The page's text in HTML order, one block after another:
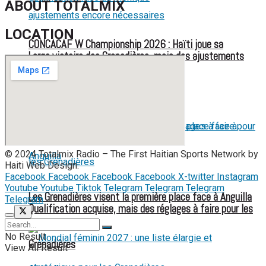
CONCACAF W Championship 2026 : Haïti joue sa
qualification face au Mexique
Qualification acquise, mais des réglages à faire pour les
Grenadières
Large victoire des Grenadières, mais des ajustements
Les Grenadières visent la première place face à Anguilla
ABOUT TOTALMIX
LOCATION
© 2024 Totalmix Radio – The First Haitian Sports Network by
Haiti Web Design.
Facebook Facebook Facebook Facebook X-twitter Instagram
Youtube Youtube Tiktok Telegram Telegram Telegram
Telegram
No Result
View All Result